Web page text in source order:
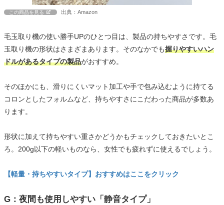
この商品を見る 出典：Amazon
毛玉取り機の使い勝手UPのひとつ目は、製品の持ちやすさです。毛
玉取り機の形状はさまざまあります。そのなかでも握りやすいハン
ドルがあるタイプの製品がおすすめ。
そのほかにも、滑りにくいマット加工や手で包み込むように持てる
コロンとしたフォルムなど、持ちやすさにこだわった商品が多数あ
ります。
形状に加えて持ちやすい重さかどうかもチェックしておきたいとこ
ろ。200g以下の軽いものなら、女性でも疲れずに使えるでしょう。
【軽量・持ちやすいタイプ】おすすめはここをクリック
G：夜間も使用しやすい「静音タイプ」